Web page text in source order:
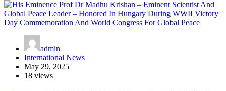
admin
International News
May 29, 2025
18 views